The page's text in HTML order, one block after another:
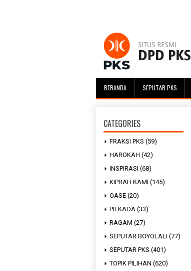
BERANDA SEPUTAR PKS
CATEGORIES
FRAKSI PKS (59)
HAROKAH (42)
INSPIRASI (68)
KIPRAH KAMI (145)
OASE (20)
PILKADA (33)
RAGAM (27)
SEPUTAR BOYOLALI (77)
SEPUTAR PKS (401)
TOPIK PILIHAN (620)